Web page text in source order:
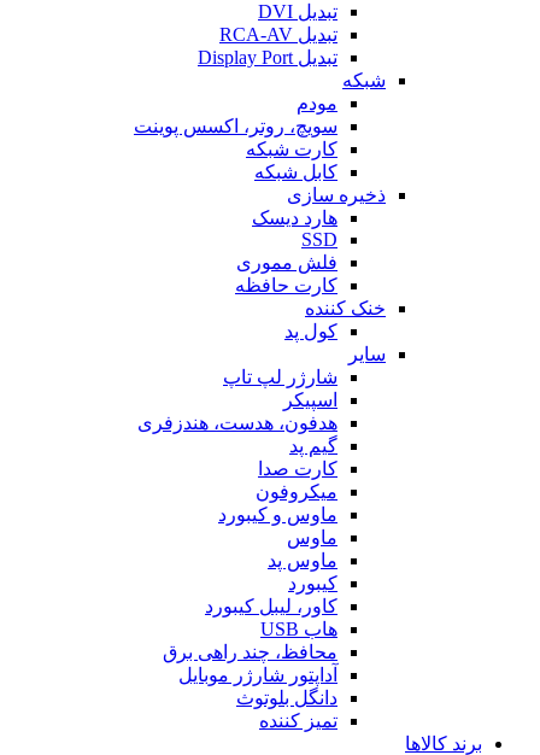
تبدیل DVI
تبدیل RCA-AV
تبدیل Display Port
شبکه
مودم
سویچ، روتر، اکسس پوینت
کارت شبکه
کابل شبکه
ذخیره سازی
هارد دیسک
SSD
فلش مموری
کارت حافظه
خنک کننده
کول پد
سایر
شارژر لپ تاپ
اسپیکر
هدفون، هدست، هندزفری
گیم پد
کارت صدا
میکروفون
ماوس و کیبورد
ماوس
ماوس پد
کیبورد
کاور، لیبل کیبورد
هاب USB
محافظ، چند راهی برق
آداپتور شارژر موبایل
دانگل بلوتوث
تمیز کننده
برند کالاها